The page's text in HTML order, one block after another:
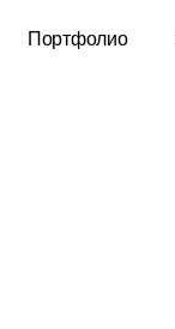
Портфолио